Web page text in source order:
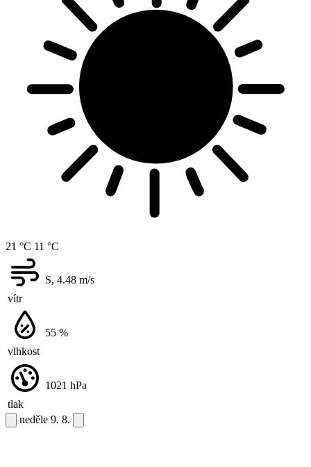
21 °C 11 °C
vítr
S, 4.48 m/s
vlhkost
55 %
tlak
1021 hPa
neděle 9. 8.